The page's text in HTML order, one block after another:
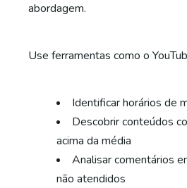
abordagem.
Use ferramentas como o
Identificar horários de
Descobrir conteúdos
acima da média
Analisar comentários
não atendidos